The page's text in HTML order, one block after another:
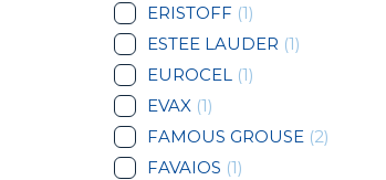
ERISTOFF (1)
ESTEE LAUDER (1)
EUROCEL (1)
EVAX (1)
FAMOUS GROUSE (2)
FAVAIOS (1)